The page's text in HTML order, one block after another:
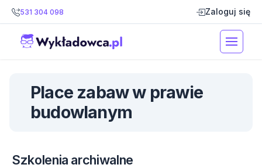
531 304 098 Zaloguj się
Place zabaw w prawie
budowlanym
Szkolenia archiwalne